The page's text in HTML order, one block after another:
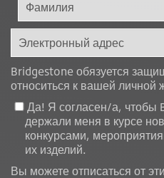
Bridgestone обязуется
относиться к вашей личной
Да! Я согласен/а, чтобы
держали меня в курсе
конкурсами,
их изделий.
Вы можете отписаться от